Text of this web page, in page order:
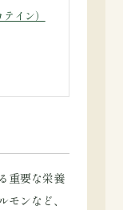
イン）
重要な栄養
ンなど、